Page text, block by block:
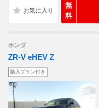
無
料
ホンダ
ZR-V eHEV Z
購入プラン付き